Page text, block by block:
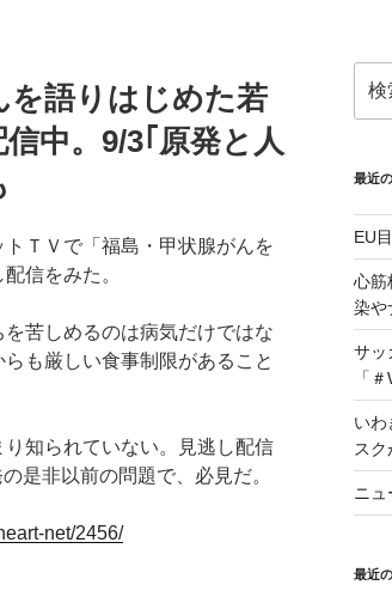
を語りはじめた若
中。9/3｢原発と人
ＴＶで「福島・甲状腺がんを
信をみた。
苦しめるのは病気だけではな
も厳しい食事制限があること
知られていない。見逃し配信
是非以前の問題で、必見だ。
net/2456/
索:
最近
EU
心筋
染や
サッ
「
い
スク
ニュ
最近